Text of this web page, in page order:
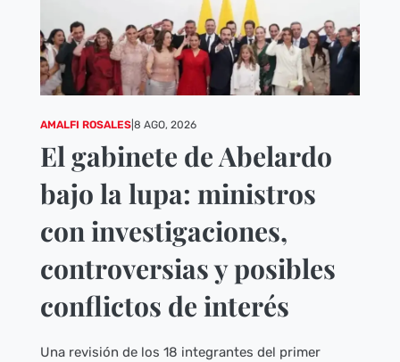
AMALFI ROSALES| 8 AGO, 2026
El gabinete de Abelardo
bajo la lupa: ministros
con investigaciones,
controversias y posibles
conflictos de interés
Una revisión de los 18 integrantes del primer